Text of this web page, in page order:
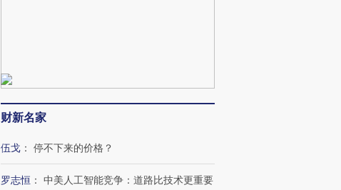
财新名家
伍戈 ： 停不下来的价格？
罗志恒 ： 中美人工智能竞争：道路比技术更重要